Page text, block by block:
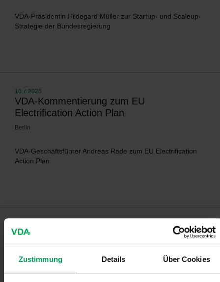
Zustimmung Details Über Cookies
VDA-Präsidentin Hildegard Müller zur Startup- und Scaleup-
Strategie der Bundesregierung
VDA-Kommentierung zum EU
Electrification Action Plan
16.7.2026
Berlin
VDA-Geschäftsführer Andreas Rade zum EU Electrification
Action Plan
VDA-Kommentierung zum Wirtschaftsplan
des Klima- und Transformationsfonds
Berlin